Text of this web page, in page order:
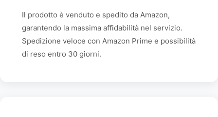
Il prodotto è venduto e spedito da Amazon,
garantendo la massima affidabilità nel servizio.
Spedizione veloce con Amazon Prime e possibilità
di reso entro 30 giorni.